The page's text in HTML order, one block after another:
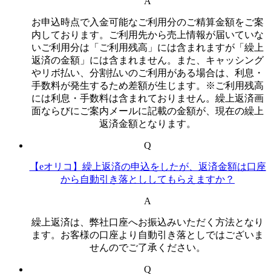
お申込時点で入金可能なご利用分のご精算金額をご案
内しております。ご利用先から売上情報が届いていな
いご利用分は「ご利用残高」には含まれますが「繰上
返済の金額」には含まれません。また、キャッシング
やリボ払い、分割払いのご利用がある場合は、利息・
手数料が発生するため差額が生じます。※ご利用残高
には利息・手数料は含まれておりません。繰上返済画
面ならびにご案内メールに記載の金額が、現在の繰上
返済金額となります。
Q
【eオリコ】繰上返済の申込をしたが、返済金額は口座
から自動引き落とししてもらえますか？
A
繰上返済は、弊社口座へお振込みいただく方法となり
ます。お客様の口座より自動引き落としではございま
せんのでご了承ください。
Q